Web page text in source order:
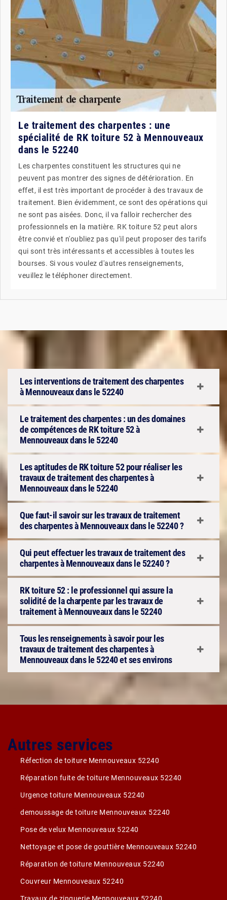
Le traitement des charpentes : une
spécialité de RK toiture 52 à Mennouveaux
dans le 52240
Les charpentes constituent les structures qui ne
peuvent pas montrer des signes de détérioration. En
effet, il est très important de procéder à des travaux de
traitement. Bien évidemment, ce sont des opérations qui
ne sont pas aisées. Donc, il va falloir rechercher des
professionnels en la matière. RK toiture 52 peut alors
être convié et n'oubliez pas qu'il peut proposer des tarifs
qui sont très intéressants et accessibles à toutes les
bourses. Si vous voulez d'autres renseignements,
veuillez le téléphoner directement.
Les interventions de traitement des charpentes
à Mennouveaux dans le 52240
Le traitement des charpentes : un des domaines
de compétences de RK toiture 52 à
Mennouveaux dans le 52240
Les aptitudes de RK toiture 52 pour réaliser les
travaux de traitement des charpentes à
Mennouveaux dans le 52240
Que faut-il savoir sur les travaux de traitement
des charpentes à Mennouveaux dans le 52240 ?
Qui peut effectuer les travaux de traitement des
charpentes à Mennouveaux dans le 52240 ?
RK toiture 52 : le professionnel qui assure la
solidité de la charpente par les travaux de
traitement à Mennouveaux dans le 52240
Tous les renseignements à savoir pour les
travaux de traitement des charpentes à
Mennouveaux dans le 52240 et ses environs
Autres services
Réfection de toiture Mennouveaux 52240
Réparation fuite de toiture Mennouveaux 52240
Urgence toiture Mennouveaux 52240
demoussage de toiture Mennouveaux 52240
Pose de velux Mennouveaux 52240
Nettoyage et pose de gouttière Mennouveaux 52240
Réparation de toiture Mennouveaux 52240
Couvreur Mennouveaux 52240